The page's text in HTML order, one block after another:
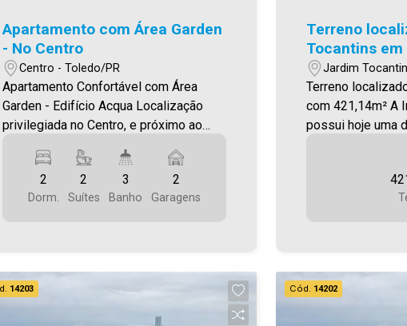
Apartamento com Área Garden
- No Centro
Centro - Toledo/PR
Apartamento Confortável com Área
Garden - Edifício Acqua Localização
privilegiada no Centro, e próximo ao
conta com: - Sala de Estar e Jantar
integradas - 2 Suítes - 03 Banheiros
(suítes e lavabo) - Cozinha - Área de
de garagem (paralelas) - Box para
depósito (Hobby Box) Edifício conta
com: - 02 elevadores - Piscina e área
2
Dorm.
2
Suítes
3
Banho
2
Garagens
Terreno
Tocantins em
Jardim
Terreno
com 421,14m² A Imobiliária Ativa
possui hoje uma
atuando com
locação quanto na
essa
direito de corrigir
digitação e/ou
alteração dos
14203 Cód. 14202